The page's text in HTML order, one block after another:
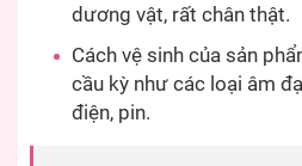
dương vật, rất chân thật.
Cách vệ sinh của sản
cầu kỳ như các loại âm
điện, pin.